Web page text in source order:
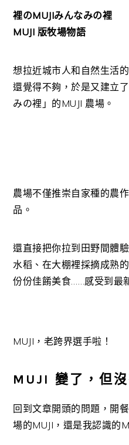
裡のMUJIみんなみの裡
MUJI 版牧場物語
想拉近城市人和自然生活
還覺得不夠，於是又建立
みの裡」的MUJI 農場。
農場不僅推崇自家種的農
品。
還直接把你拉到田野間體
水稻、在大棚裡採摘成熟
份份佳餚美食……感受到最
MUJI，老跨界選手啦！
MUJI 變了，但
回到文章開頭的問題，開
場的MUJI，還是我認識的